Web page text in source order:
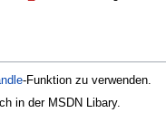
-Funktion zu verwenden.
in der MSDN Libary.